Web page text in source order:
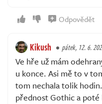
Odpovědět
Kikush pátek, 12. 6.
Ve hře už mám
u konce. Asi mě to v
tom nechala tolik
přednost Gothic a